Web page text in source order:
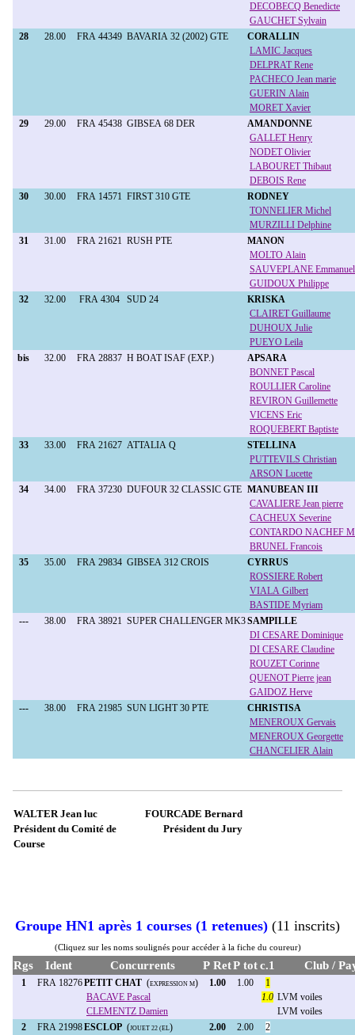
DECOBECQ Benedicte
GAUCHET Sylvain
28
28.00 FRA 44349 BAVARIA 32 (2002) GTE
CORALLIN
LAMIC Jacques
DELPRAT Rene
PACHECO Jean marie
GUERIN Alain
MORET Xavier
29
29.00 FRA 45438 GIBSEA 68 DER
AMANDONNE
GALLET Henry
NODET Olivier
LABOURET Thibaut
DEBOIS Rene
30
30.00 FRA 14571 FIRST 310 GTE
RODNEY
TONNELIER Michel
MURZILLI Delphine
31
31.00 FRA 21621 RUSH PTE
MANON
MOLTO Alain
SAUVEPLANE Emmanuel
GUIDOUX Philippe
32
32.00 FRA 4304 SUD 24
KRISKA
CLAIRET Guillaume
DUHOUX Julie
PUEYO Leila
bis
32.00 FRA 28837 H BOAT ISAF (EXP.)
APSARA
BONNET Pascal
ROULLIER Caroline
REVIRON Guillemette
VICENS Eric
ROQUEBERT Baptiste
33
33.00 FRA 21627 ATTALIA Q
STELLINA
PUTTEVILS Christian
ARSON Lucette
34
34.00 FRA 37230 DUFOUR 32 CLASSIC GTE MANUBEAN III
CAVALIERE Jean pierre
CACHEUX Severine
CONTARDO NACHEF
BRUNEL Francois
35
35.00 FRA 29834 GIBSEA 312 CROIS
CYRRUS
ROSSIERE Robert
VIALA Gilbert
BASTIDE Myriam
---
38.00 FRA 38921 SUPER CHALLENGER MK3SAMPILLE
DI CESARE Dominique
DI CESARE Claudine
ROUZET Corinne
QUENOT Pierre jean
GAIDOZ Herve
---
38.00 FRA 21985 SUN LIGHT 30 PTE
CHRISTISA
MENEROUX Gervais
MENEROUX Georgette
CHANCELIER Alain
WALTER Jean luc
Président du Comité de
Course
FOURCADE Bernard
Président du Jury
Groupe HN1 après 1 courses (1 retenues) (11 inscrits)
(Cliquez sur les noms soulignés pour accéder à la fiche du coureur)
Rgs Ident Concurrents P RetP totc.1 Club /
1 FRA 18276PETIT CHAT (EXPRESSION M)
BACAVE Pascal
CLEMENTZ Damien
1.00 1.00
1
1.0 LVM voiles
LVM voiles
2
FRA 21998ESCLOP (JOUET 22 (EL)
2.00 2.00
2